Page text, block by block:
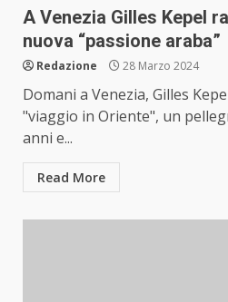
A Venezia Gilles Kepel
nuova “passione araba”
Redazione 28 Marzo 2024
Domani a Venezia, Gilles
"viaggio in Oriente", un
anni e...
Read More